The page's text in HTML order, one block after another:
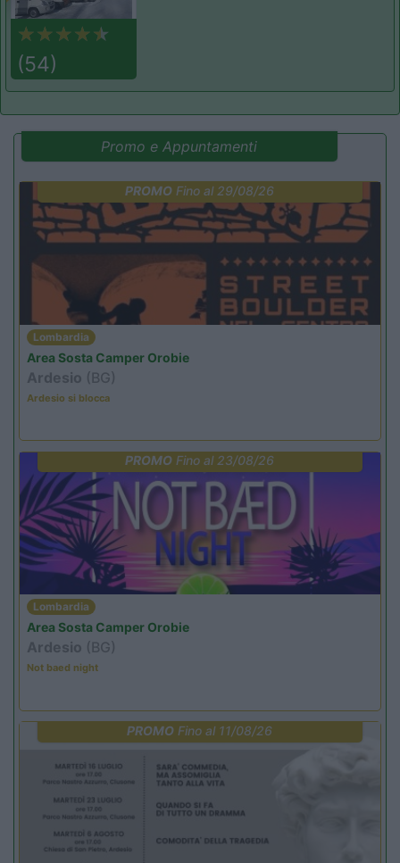
(54)
Promo e Appuntamenti
PROMO Fino al 29/08/26
Lombardia
Area Sosta Camper Orobie
Ardesio (BG)
Ardesio si blocca
PROMO Fino al 23/08/26
Lombardia
Area Sosta Camper Orobie
Ardesio (BG)
Not baed night
PROMO Fino al 11/08/26